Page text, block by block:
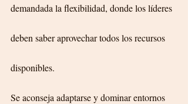
demandada la flexibilidad, donde los líderes
deben saber aprovechar todos los recursos
disponibles.
Se aconseja adaptarse y dominar entornos